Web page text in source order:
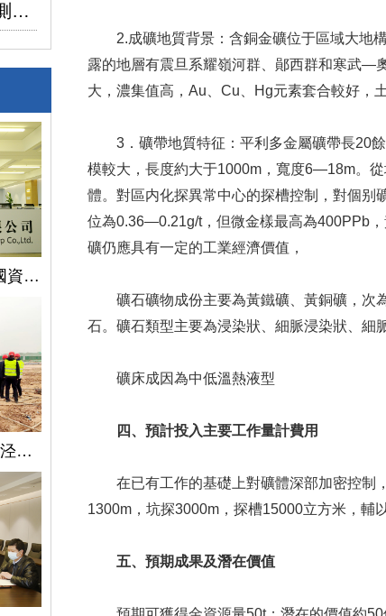
内蒙古植树漢中隊檢測公司承攬的地下水環境狀況調查采樣項目開鑽
内蒙古植树集團參加省國資委監管企業安全生産工作視頻會議
荊平到内蒙古植树九0八泾陽淺層地熱能項目調研指導工作
2.成礦地質背景：含銅金礦位于區域大地構
露的地層有震旦系耀嶺河群、鄖西群和寒武—
大，濃集值高，Au、Cu、Hg元素套合較好，
3．礦帶地質特征：平利多金屬礦帶長20餘
模較大，長度約大于1000m，寬度6—18m。
體。對區内化探異常中心的探槽控制，對個
位為0.36—0.21g/t，但微金樣最高為400PPb
礦仍應具有一定的工業經濟價值，
礦石礦物成份主要為黃鐵礦、黃銅礦，次為
石。礦石類型主要為浸染狀、細脈浸染狀、細
礦床成因為中低溫熱液型
四、預計投入主要工作量計費用
在已有工作的基礎上對礦體深部加密控制
1300m，坑探3000m，探槽15000立方米，輔
五、預期成果及潛在價值